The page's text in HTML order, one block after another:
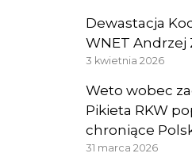
Dewastacja
WNET Andrzej
3 kwietnia 2026
Weto wobec
Pikieta RKW
chroniące
31 marca 2026